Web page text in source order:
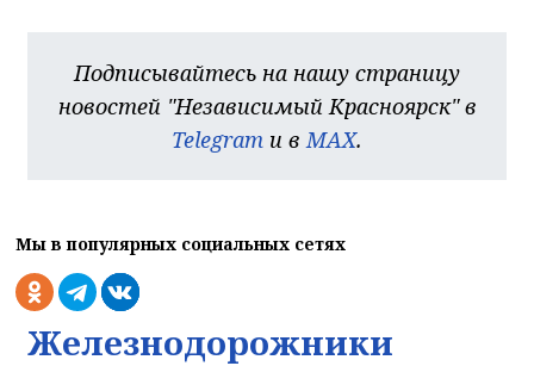
Подписывайтесь на нашу страницу
новостей "Независимый Красноярск" в
Telegram и в MAX.
Мы в популярных социальных сетях
Железнодорожники